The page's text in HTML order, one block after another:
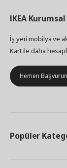
mutfak
seçiminin
kişisel bir
detaylar."
IKEA Kurumsal
İş yeri mobilya ve
Kart ile daha
Hemen Başvurun
Popüler